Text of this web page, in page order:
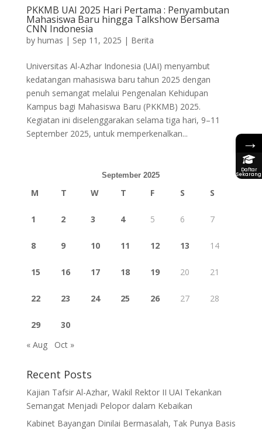
PKKMB UAI 2025 Hari Pertama : Penyambutan
Mahasiswa Baru hingga Talkshow Bersama
CNN Indonesia
by humas | Sep 11, 2025 | Berita
Universitas Al-Azhar Indonesia (UAI) menyambut
kedatangan mahasiswa baru tahun 2025 dengan
penuh semangat melalui Pengenalan Kehidupan
Kampus bagi Mahasiswa Baru (PKKMB) 2025.
Kegiatan ini diselenggarakan selama tiga hari, 9–11
September 2025, untuk memperkenalkan...
September 2025
M T W T F S S
1 2 3 4 5 6 7
8 9 10 11 12 13 14
15 16 17 18 19 20 21
22 23 24 25 26 27 28
29
30
« Aug
Oct »
Recent Posts
Kajian Tafsir Al-Azhar, Wakil Rektor II UAI Tekankan
Semangat Menjadi Pelopor dalam Kebaikan
Kabinet Bayangan Dinilai Bermasalah, Tak Punya Basis
→
Daftar
Sekarang